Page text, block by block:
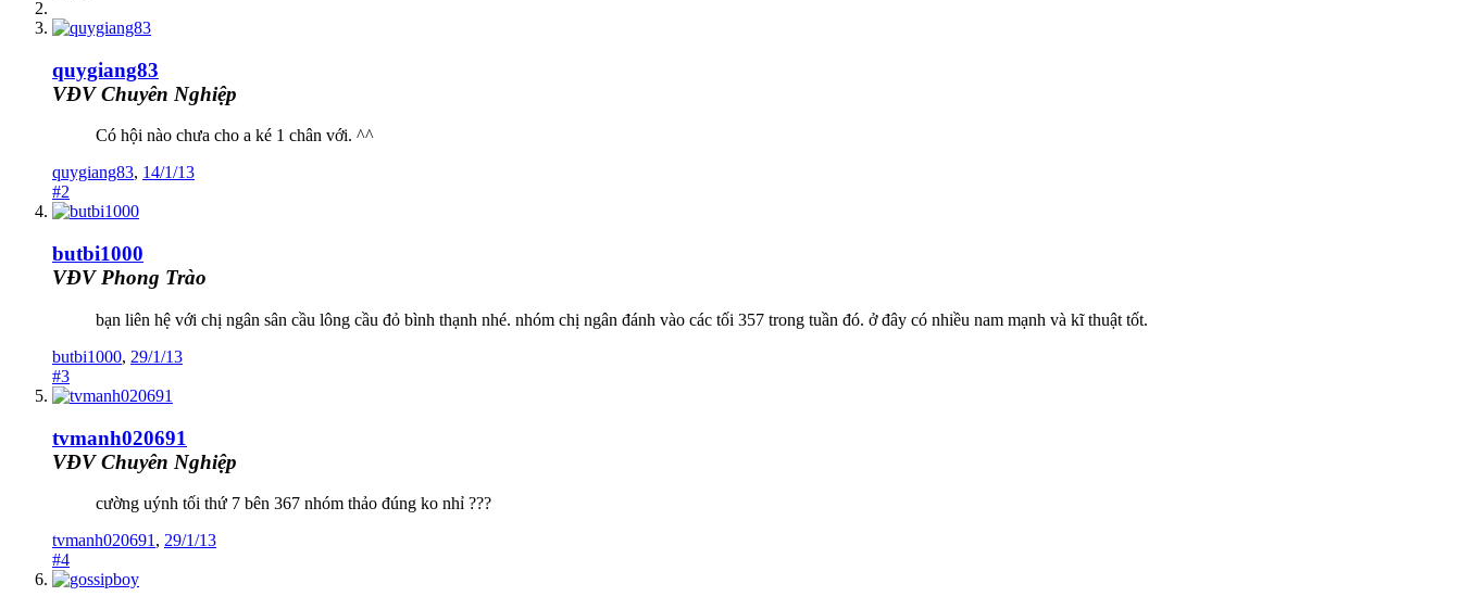
quygiang83
VĐV Chuyên Nghiệp
Có hội nào chưa cho a ké 1 chân với. ^^
quygiang83, 14/1/13
#2
butbi1000
VĐV Phong Trào
bạn liên hệ với chị ngân sân cầu lông cầu đỏ bình thạnh nhé. nhóm chị ngân đánh vào các tối 357 trong tuần đó. ở đây có nhiều nam mạnh và kĩ thuật tốt.
butbi1000, 29/1/13
#3
tvmanh020691
VĐV Chuyên Nghiệp
cường uýnh tối thứ 7 bên 367 nhóm thảo đúng ko nhỉ ???
tvmanh020691 , 29/1/13
#4